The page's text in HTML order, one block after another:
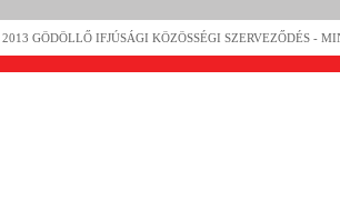
GÖDÖLLŐ IFJÚSÁGI KÖZÖSSÉGI SZERVEZŐDÉS -